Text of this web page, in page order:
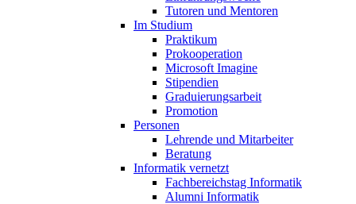
Tutoren und Mentoren
Im Studium
Praktikum
Prokooperation
Microsoft Imagine
Stipendien
Graduierungsarbeit
Promotion
Personen
Lehrende und Mitarbeiter
Beratung
Informatik vernetzt
Fachbereichstag Informatik
Alumni Informatik